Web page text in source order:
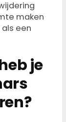
maken
een
je